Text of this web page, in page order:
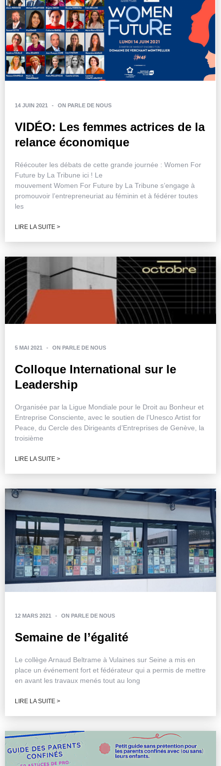
14 JUIN 2021 - ON PARLE DE NOUS
VIDÉO: Les femmes actrices de la
relance économique
Réécouter les débats de cette grande journée : Women For
Future by La Tribune ici ! Le
mouvement Women For Future by La Tribune s’engage à
promouvoir l’entrepreneuriat au féminin et à fédérer toutes
les
LIRE LA SUITE >
5 MAI 2021 - ON PARLE DE NOUS
Colloque International sur le
Leadership
Organisée par la Ligue Mondiale pour le Droit au Bonheur et
Entreprise Consciente, avec le soutien de l’Unesco Artist for
Peace, du Cercle des Dirigeants d’Entreprises de Genève, la
troisième
LIRE LA SUITE >
12 MARS 2021 - ON PARLE DE NOUS
Semaine de l’égalité
Le collège Arnaud Beltrame à Vulaines sur Seine a mis en
place un événement fort et fédérateur qui a permis de mettre
en avant les travaux menés tout au long
LIRE LA SUITE >